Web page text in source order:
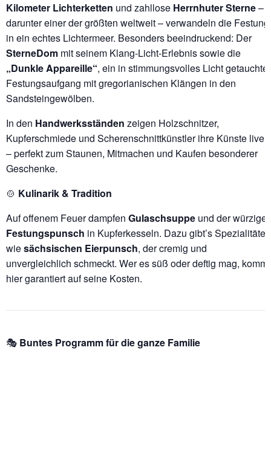
Kilometer Lichterketten und zahllose Herrnhuter Sterne–
darunter einer der größten weltweit – verwandeln die Festung
in ein echtes Lichtermeer. Besonders beeindruckend: Der
SterneDom mit seinem Klang-Licht-Erlebnis sowie die
„Dunkle Appareille“, ein in stimmungsvolles Licht getauchter
Festungsaufgang mit gregorianischen Klängen in den
Sandsteingewölben.
In den Handwerksständen zeigen Holzschnitzer,
Kupferschmiede und Scherenschnittkünstler ihre Künste live
– perfekt zum Staunen, Mitmachen und Kaufen besonderer
Geschenke.
🍲 Kulinarik & Tradition
Auf offenem Feuer dampfen Gulaschsuppe und der würzige
Festungspunsch in Kupferkesseln. Dazu gibt’s Spezialitäten
wiesächsischen Eierpunsch, der cremig und
unvergleichlich schmeckt. Wer es süß oder deftig mag, kommt
hier garantiert auf seine Kosten.
🎭 Buntes Programm für die ganze Familie